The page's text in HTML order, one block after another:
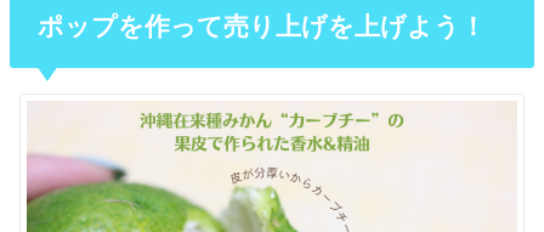
ポップを作って売り上げを上げよう！